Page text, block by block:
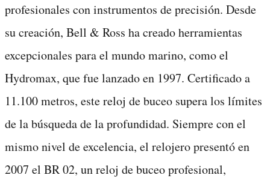
profesionales con instrumentos de precisión. Desde
su creación, Bell & Ross ha creado herramientas
excepcionales para el mundo marino, como el
Hydromax, que fue lanzado en 1997. Certificado a
11.100 metros, este reloj de buceo supera los límites
de la búsqueda de la profundidad. Siempre con el
mismo nivel de excelencia, el relojero presentó en
2007 el BR 02, un reloj de buceo profesional,